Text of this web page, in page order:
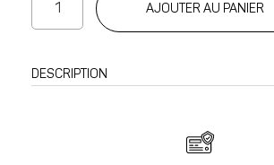
AJOUTER AU PANIER
DESCRIPTION